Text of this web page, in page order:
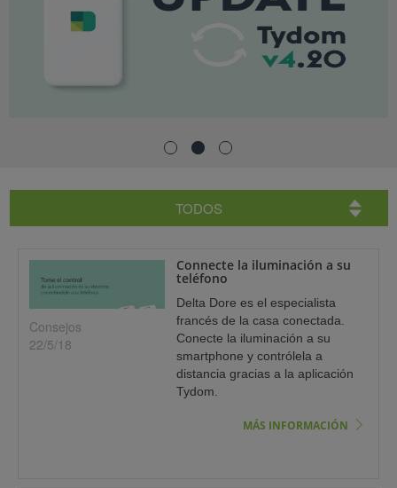
TODOS
Consejos
22/5/18
Connecte la iluminación a su
teléfono
Delta Dore es el especialista
francés de la casa conectada.
Conecte la iluminación a su
smartphone y contrólela a
distancia gracias a la aplicación
Tydom.
MÁS INFORMACIÓN